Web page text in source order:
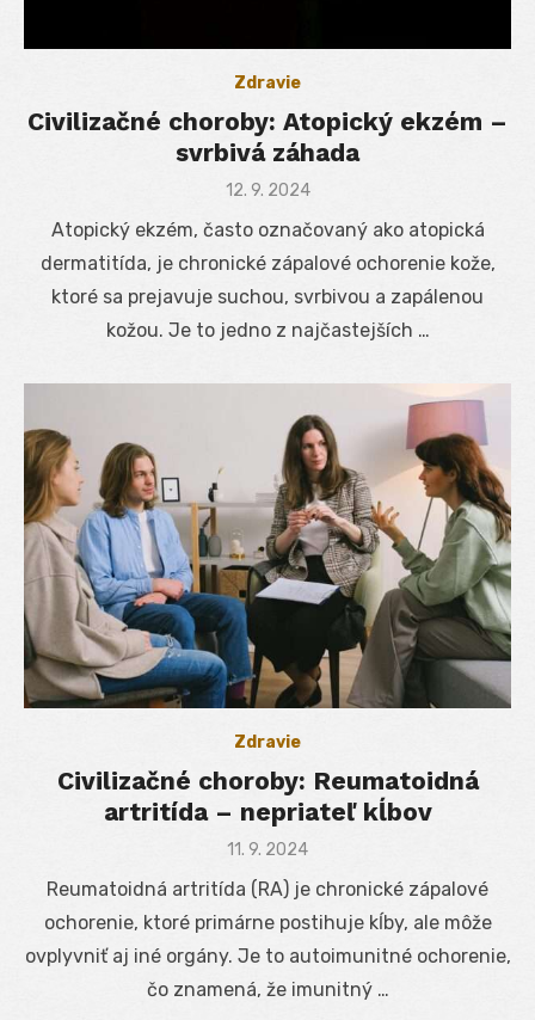
Zdravie
Civilizačné choroby: Atopický ekzém –
svrbivá záhada
Posted
12. 9. 2024
Atopický ekzém, často označovaný ako atopická
dermatitída, je chronické zápalové ochorenie kože,
ktoré sa prejavuje suchou, svrbivou a zapálenou
kožou. Je to jedno z najčastejších …
Zdravie
Civilizačné choroby: Reumatoidná
artritída – nepriateľ kĺbov
Posted
11. 9. 2024
Reumatoidná artritída (RA) je chronické zápalové
ochorenie, ktoré primárne postihuje kĺby, ale môže
ovplyvniť aj iné orgány. Je to autoimunitné ochorenie,
čo znamená, že imunitný …